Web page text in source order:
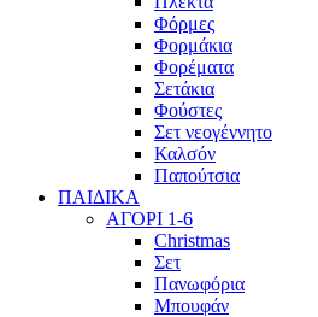
Φόρμες
Φορμάκια
Φορέματα
Σετάκια
Φούστες
Σετ νεογέννητο
Καλσόν
Παπούτσια
ΠΑΙΔΙΚΑ
ΑΓΟΡΙ 1-6
Christmas
Σετ
Πανωφόρια
Μπουφάν